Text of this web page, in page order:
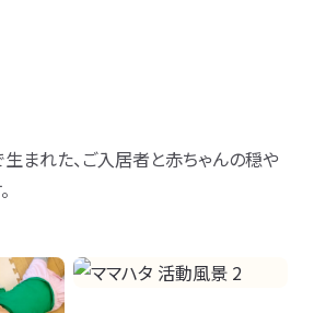
まれた、ご入居者と赤ちゃんの穏や